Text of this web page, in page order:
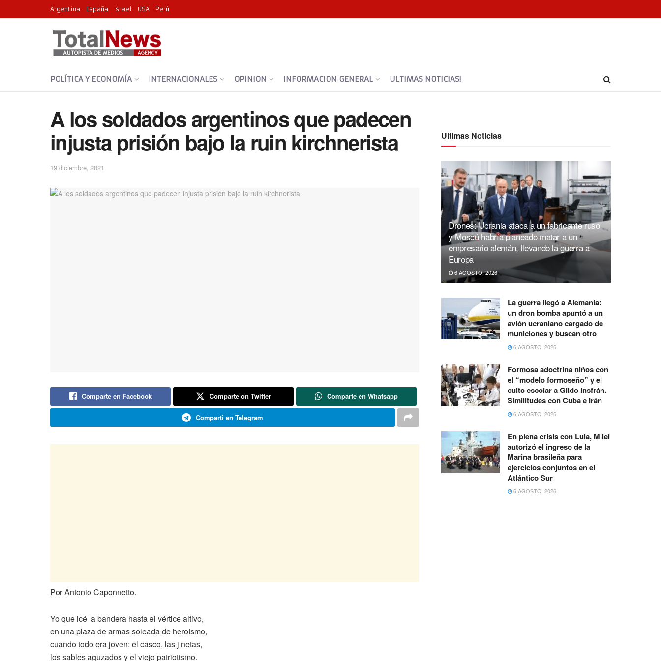
Argentina España Israel USA Perú
POLÍTICA Y ECONOMÍA INTERNACIONALES OPINION INFORMACION GENERAL ULTIMAS NOTICIAS!
A los soldados argentinos que padecen
injusta prisión bajo la ruin kirchnerista
19 diciembre, 2021
Comparte en Facebook Comparte on Twitter Comparte en Whatsapp
Comparti en Telegram
Por Antonio Caponnetto.
Yo que icé la bandera hasta el vértice altivo,
en una plaza de armas soleada de heroísmo,
cuando todo era joven: el casco, las jinetas,
los sables aguzados y el viejo patriotismo.
Ultimas Noticias
Drones: Ucrania ataca a un fabricante ruso
y Moscú habría planeado matar a un
empresario alemán, llevando la guerra a
Europa
6 AGOSTO, 2026
La guerra llegó a Alemania:
un dron bomba apuntó a un
avión ucraniano cargado de
municiones y buscan otro
6 AGOSTO, 2026
Formosa adoctrina niños con
el “modelo formoseño” y el
culto escolar a Gildo Insfrán.
Similitudes con Cuba e Irán
6 AGOSTO, 2026
En plena crisis con Lula, Milei
autorizó el ingreso de la
Marina brasileña para
ejercicios conjuntos en el
Atlántico Sur
6 AGOSTO, 2026